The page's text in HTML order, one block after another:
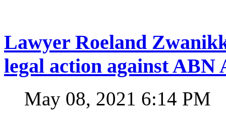
Lawyer Roeland
legal action against
May 08, 2021 6:14 PM